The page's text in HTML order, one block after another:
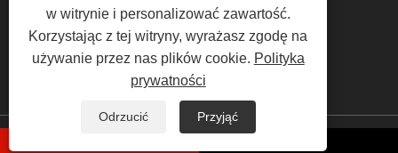
w witrynie i personalizować zawartość.
Korzystając z tej witryny, wyrażasz zgodę na
używanie przez nas plików cookie. Polityka
prywatności
Odrzucić Przyjąć